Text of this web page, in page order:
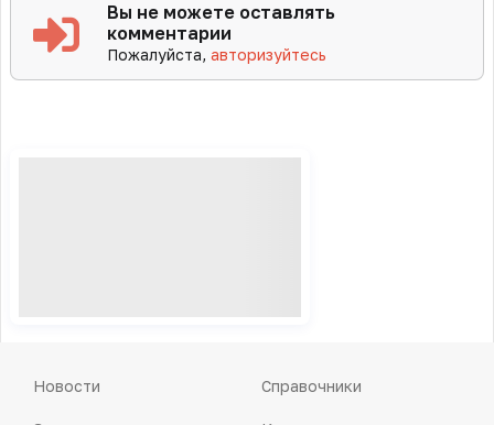
Вы не можете оставлять
комментарии
Пожалуйста,авторизуйтесь
Новости Справочники